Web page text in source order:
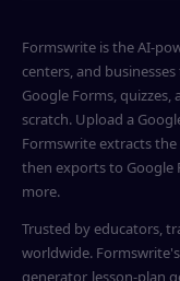
Formswrite is the AI-
centers, and
Google Forms,
scratch. Upload a
Formswrite extracts
then exports to Google
more.
Trusted by educators,
worldwide.
generator, lesson-plan